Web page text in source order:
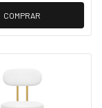
COMPRAR